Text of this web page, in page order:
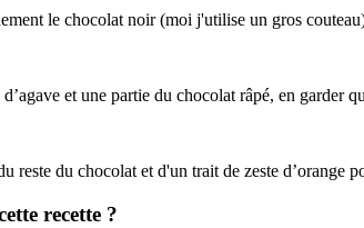
le chocolat noir (moi j'utilise un gros
et une partie du chocolat râpé, en garder
reste du chocolat et d'un trait de zeste d’orange
recette ?